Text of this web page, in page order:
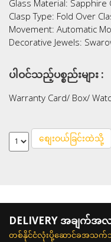
Glass Material: Sapphire
Clasp Type: Fold Over
Movement: Automatic
Decorative Jewels:
ပါဝင်သည့်ပစ္စည်းများ :
Warranty Card/ Box/
စျေးဝယ်ခြင်းထဲသို့
DELIVERY အချက်အ
တစ်နိုင်ငံလုံးပို့ဆောင်ခအသက်